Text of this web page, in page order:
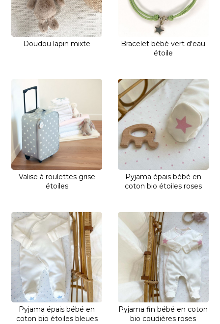
Doudou lapin mixte
Bracelet bébé vert d'eau
étoile
Valise à roulettes grise
étoiles
Pyjama épais bébé en
coton bio étoiles roses
Pyjama épais bébé en
coton bio étoiles bleues
Pyjama fin bébé en coton
bio coudières roses